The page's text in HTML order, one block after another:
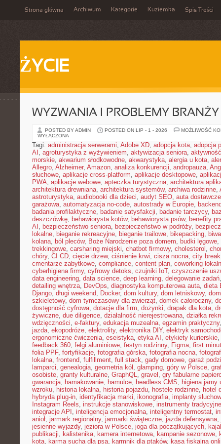
Strona główna Archiwum Kategorie Kuziemka Spis Treści
ŻYCIE
WYZWANIA I PROBLEMY BRANŻY
POSTED BY ADMIN POSTED ON LIP - 1 - 2026
MOŻLIWOŚĆ
WYŁĄCZONA
Tagi: administracja serwerami, Adobe XD, adopcja kota, adopcja
AI , agroturystyka z wyżywieniem, aktywizacja seniora,
morskie, akwarium słodkowodne, akwarystyka, alergia u kota,
Allegro, Alzheimer, Amazon, analiza konkurencji, andropauza,
słuchowe, aplikacje cross-platform, aplikacje desktopowe,
PWA, aplikacje webowe, apteczka turystyczna, architektura
architektura drewniana, architektura systemów, archiwa rodzinne,
astroturystyka, audiobooki dla dzieci, audyt SEO, auta dostawcze
garażowa, automatyzacja no-code, autostrady w Europie,
badania profilaktyczne, badanie satysfakcji, badanie tarczycy,
deszczówkę, behawiorysta kotów, behawiorysta psów, benefity
AI , bezpieczeństwo seniora, bezpieczeństwo w podróży,
lokalne, bieganie rekreacyjne, bieganie trailowe, bikepacking,
kolana, ból pleców, Boże Narodzenie poza domem, budki lęgowe,
trekkingowe, carsharing miejski, chatbot firmowy, cholesterol ,
chóry, CI CD, cięcie drzew, ciśnienie krwi, cisza nocna, city
cmentarze zabytkowe, compliance, content plan, coworking
cyberhigiena firmy, cyfrowy detoks, czujniki IoT, czyszczenie
data engineering, data science, deep learning, delegowanie zadań
detailing wnętrza, DevOps, diagnostyka komputerowa auta, dieta
Django, długi weekend, Docker, dom kultury, dom letniskowy,
szkieletowy, dom tymczasowy dla zwierząt, domek całoroczny,
dostępność cyfrowa, dotacje dla firm, dożynki, drapak dla kota,
żywiczne, due diligence, działalność nierejestrowana, działka
wdzięczności, e-faktury, edukacja muzealna, egzamin praktyczny
jazda, ekopodróże, elektrolity, elektronika DIY, elektryk
ergonomiczne ćwiczenia, eseistyka, etyka AI , etykiety kurierskie,
feedback 360, felgi aluminiowe, festyn rodzinny, Figma, first
folia PPF, fortyfikacje, fotografia górska, fotografia nocna,
lokalna, frontend, fulfillment, full stack, gady domowe, garaż
lamparci, genealogia, geometria kół, glamping, góry w Polsce,
osobiste, granty kulturalne, GraphQL, gravel , gry fabularne
gwarancja, hamakowanie, hamulce, headless CMS, higiena jamy
wzroku, historia lokalna, historia pojazdu, hostele rodzinne, hotel
hybryda plug-in, identyfikacja marki, ikonografia, implanty
Instagram Reels, instrukcje stanowiskowe, instrumenty tradycyjne
integracje API , inteligencja emocjonalna, inteligentny termostat,
anioł, jarmark regionalny, jarmarki świąteczne, jazda defensywna,
jesienne wyjazdy, jeziora w Polsce, joga dla początkujących,
publikacji, kalistenika, kamera internetowa, kampanie sezonowe,
kota, karma sucha dla psa, karmnik dla ptaków, kasa fiskalna